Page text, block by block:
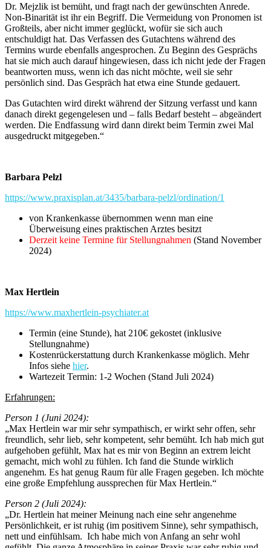
Dr. Mejzlik ist bemüht, und fragt nach der gewünschten Anrede.
Non-Binarität ist ihr ein Begriff. Die Vermeidung von Pronomen ist
Großteils, aber nicht immer geglückt, wofür sie sich auch
entschuldigt hat. Das Verfassen des Gutachtens während des
Termins wurde ebenfalls angesprochen. Zu Beginn des Gesprächs
hat sie mich auch darauf hingewiesen, dass ich nicht jede der Fragen
beantworten muss, wenn ich das nicht möchte, weil sie sehr
persönlich sind. Das Gespräch hat etwa eine Stunde gedauert.
Das Gutachten wird direkt während der Sitzung verfasst und kann
danach direkt gegengelesen und – falls Bedarf besteht – abgeändert
werden. Die Endfassung wird dann direkt beim Termin zwei Mal
ausgedruckt mitgegeben.“
Barbara Pelzl
https://www.praxisplan.at/3435/barbara-pelzl/ordination/1
von Krankenkasse übernommen wenn man eine
Überweisung eines praktischen Arztes besitzt
Derzeit keine Termine für Stellungnahmen (Stand November
2024)
Max Hertlein
https://www.maxhertlein-psychiater.at
Termin (eine Stunde), hat 210€ gekostet (inklusive
Stellungnahme)
Kostenrückerstattung durch Krankenkasse möglich. Mehr
Infos siehe hier.
Wartezeit Termin: 1-2 Wochen (Stand Juli 2024)
Erfahrungen:
Person 1 (Juni 2024):
„Max Hertlein war mir sehr sympathisch, er wirkt sehr offen, sehr
freundlich, sehr lieb, sehr kompetent, sehr bemüht. Ich hab mich gut
aufgehoben gefühlt, Max hat es mir von Beginn an extrem leicht
gemacht, mich wohl zu fühlen. Ich fand die Stunde wirklich
angenehm. Es hat genug Raum für alle Fragen gegeben. Ich möchte
eine große Empfehlung aussprechen für Max Hertlein.“
Person 2 (Juli 2024):
„Dr. Hertlein hat meiner Meinung nach eine sehr angenehme
Persönlichkeit, er ist ruhig (im positivem Sinne), sehr sympathisch,
nett und einfühlsam. Ich habe mich von Anfang an sehr wohl